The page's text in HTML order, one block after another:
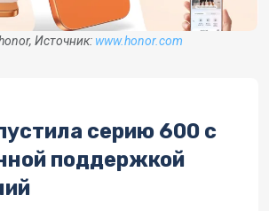
Источник: www.honor.com
серию 600 с
поддержкой